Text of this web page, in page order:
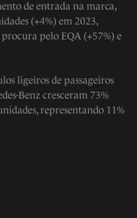
de entrada na marca,
(+4%) em 2023,
pelo EQA (+57%) e
ligeiros de passageiros
Benz cresceram 73%
representando 11%